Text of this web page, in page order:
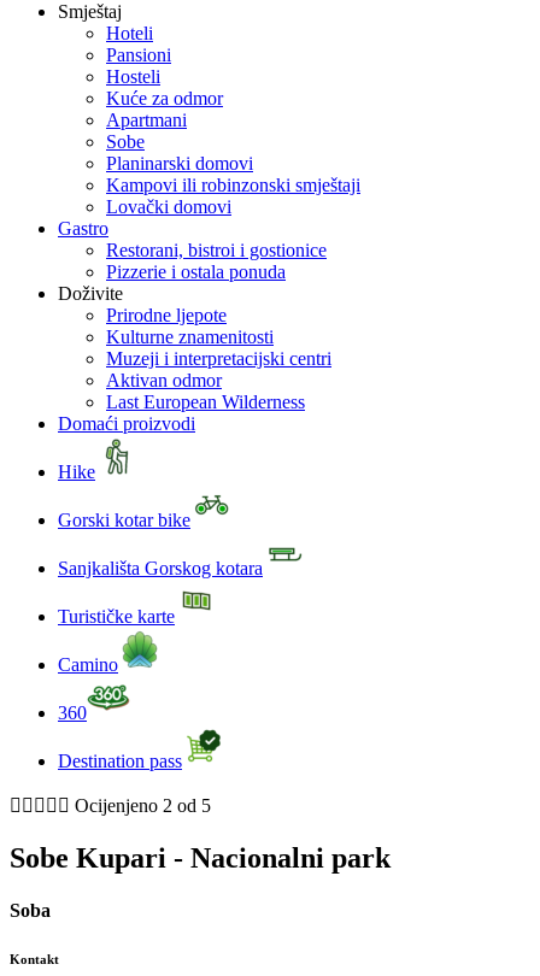
Smještaj
Hoteli
Pansioni
Hosteli
Kuće za odmor
Apartmani
Sobe
Planinarski domovi
Kampovi ili robinzonski smještaji
Lovački domovi
Gastro
Restorani, bistroi i gostionice
Pizzerie i ostala ponuda
Doživite
Prirodne ljepote
Kulturne znamenitosti
Muzeji i interpretacijski centri
Aktivan odmor
Last European Wilderness
Domaći proizvodi
Hike
Gorski kotar bike
Sanjkališta Gorskog kotara
Turističke karte
Camino
360
Destination pass
     Ocijenjeno 2 od 5
Sobe Kupari - Nacionalni park
Soba
Kontakt